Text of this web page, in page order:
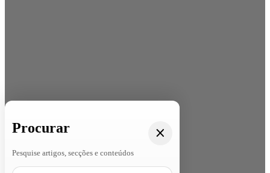
Procurar
Pesquise artigos, secções e conteúdos